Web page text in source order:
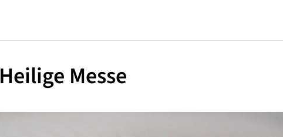
Heilige Messe